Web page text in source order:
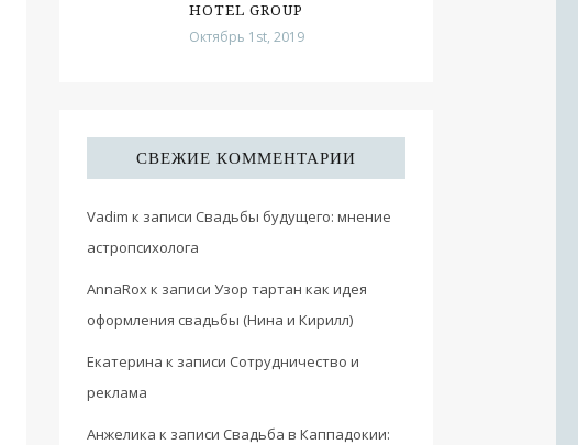
HOTEL GROUP
Октябрь 1st, 2019
СВЕЖИЕ КОММЕНТАРИИ
Vadim к записи Свадьбы будущего: мнение
астропсихолога
AnnaRoxк записи Узор тартан как идея
оформления свадьбы (Нина и Кирилл)
Екатерина к записи Сотрудничество и
реклама
Анжелика к записи Свадьба в Каппадокии: